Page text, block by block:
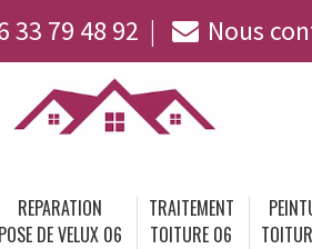
33 79 48 92 Nous
REPARATION
POSE DE VELUX 06
TRAITEMENT
TOITURE 06